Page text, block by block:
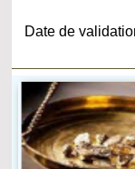
Date de